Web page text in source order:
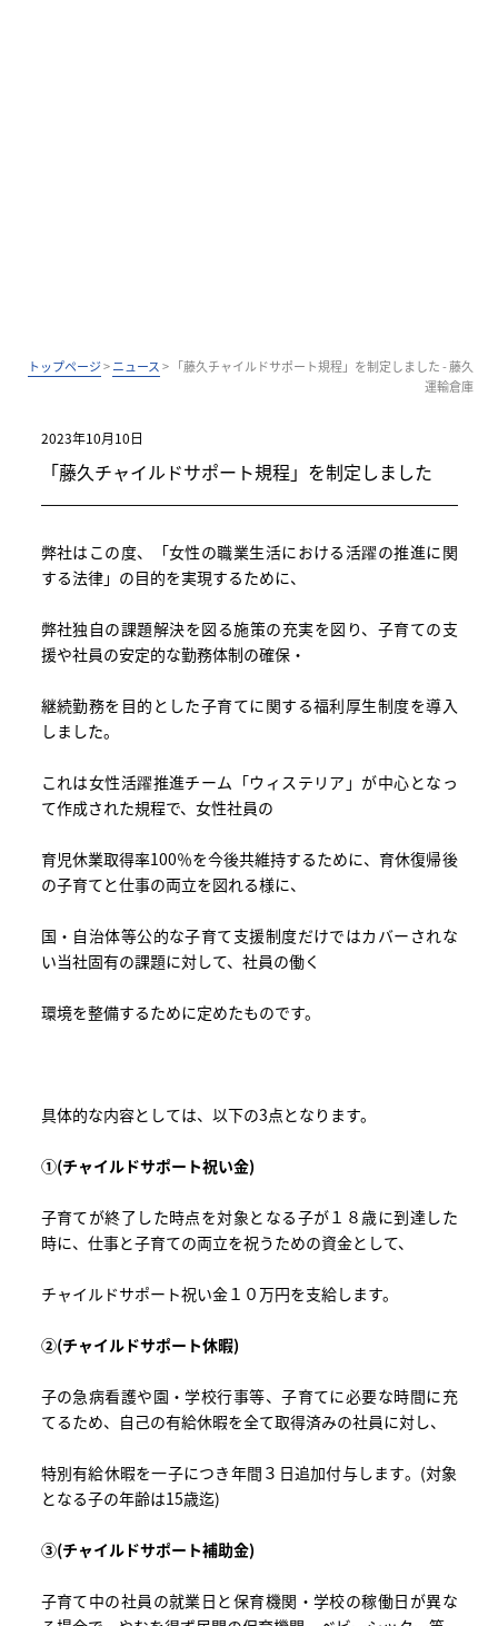
トップページ>ニュース> 「藤久チャイルドサポート規程」を制定しました - 藤久
運輸倉庫
2023年10月10日
「藤久チャイルドサポート規程」を制定しました
弊社はこの度、「女性の職業生活における活躍の推進に関
する法律」の目的を実現するために、
弊社独自の課題解決を図る施策の充実を図り、子育ての支
援や社員の安定的な勤務体制の確保・
継続勤務を目的とした子育てに関する福利厚生制度を導入
しました。
これは女性活躍推進チーム「ウィステリア」が中心となっ
て作成された規程で、女性社員の
育児休業取得率100％を今後共維持するために、育休復帰後
の子育てと仕事の両立を図れる様に、
国・自治体等公的な子育て支援制度だけではカバーされな
い当社固有の課題に対して、社員の働く
環境を整備するために定めたものです。
具体的な内容としては、以下の3点となります。
①(チャイルドサポート祝い金)
子育てが終了した時点を対象となる子が１８歳に到達した
時に、仕事と子育ての両立を祝うための資金として、
チャイルドサポート祝い金１０万円を支給します。
②(チャイルドサポート休暇)
子の急病看護や園・学校行事等、子育てに必要な時間に充
てるため、自己の有給休暇を全て取得済みの社員に対し、
特別有給休暇を一子につき年間３日追加付与します。(対象
となる子の年齢は15歳迄)
③(チャイルドサポート補助金)
子育て中の社員の就業日と保育機関・学校の稼働日が異な